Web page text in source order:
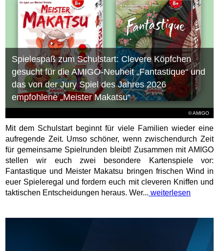
© AMIGO
Spielespaß zum Schulstart: Clevere Köpfchen
gesucht für die AMIGO-Neuheit „Fantastique“ und
das von der Jury Spiel des Jahres 2026
empfohlene „Meister Makatsu“
Mit dem Schulstart beginnt für viele Familien wieder eine
aufregende Zeit. Umso schöner, wenn zwischendurch Zeit
für gemeinsame Spielrunden bleibt! Zusammen mit AMIGO
stellen wir euch zwei besondere Kartenspiele vor:
Fantastique und Meister Makatsu bringen frischen Wind in
euer Spieleregal und fordern euch mit cleveren Kniffen und
taktischen Entscheidungen heraus. Wer... weiterlesen